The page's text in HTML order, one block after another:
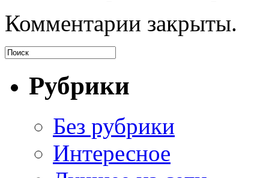
Комментарии закрыты.
Рубрики
Без рубрики
Интересное